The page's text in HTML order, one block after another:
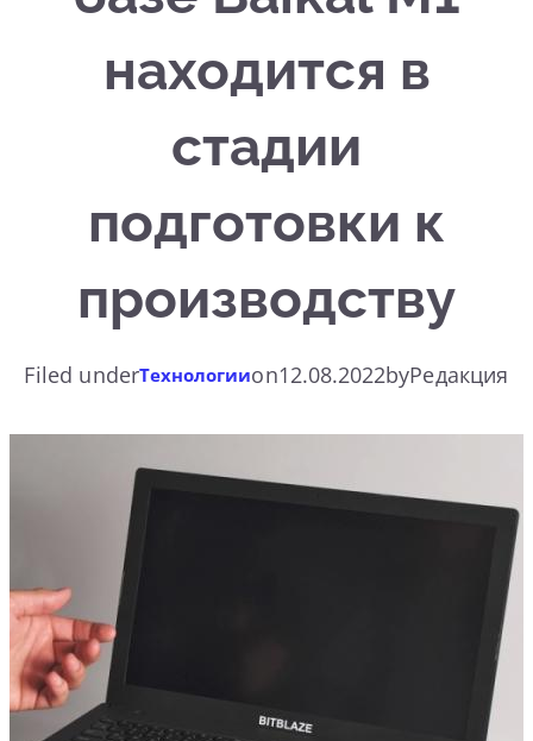
находится в
стадии
подготовки к
производству
Filed underТехнологииon12.08.2022byРедакция